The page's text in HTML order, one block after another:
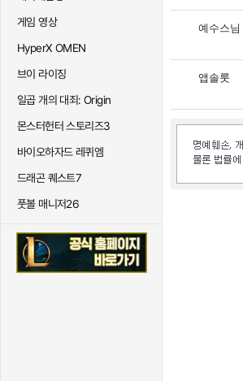
게임 영상
HyperX OMEN
브이 라이징
일곱 개의 대죄: Origin
몬스터헌터 스토리즈3
바이오하자드 레퀴엠
드래곤 퀘스트7
풋볼 매니저26
예수스님
앱솔룻